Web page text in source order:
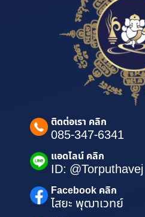
ติดต่อเรา คลิก
085-347-6341
แอดไลน์ คลิก
ID: @Torputhavej
Facebook คลิก
ไสยะ พุฒาเวทย์